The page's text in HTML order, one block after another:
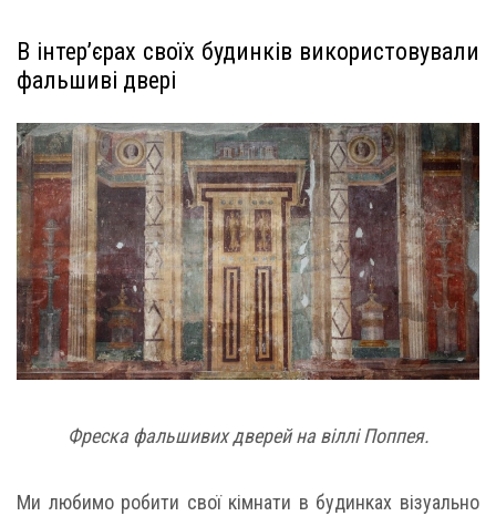
В інтер’єрах своїх будинків використовували
фальшиві двері
Фреска фальшивих дверей на віллі Поппея.
Ми любимо робити свої кімнати в будинках візуально